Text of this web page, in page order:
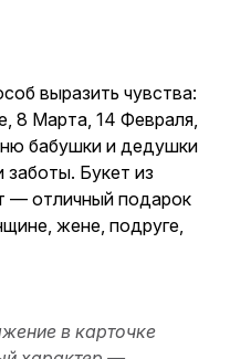
выразить чувства:
8 Марта, 14 Февраля,
бабушки и дедушки
заботы. Букет из
— отличный подарок
жене, подруге,
в карточке